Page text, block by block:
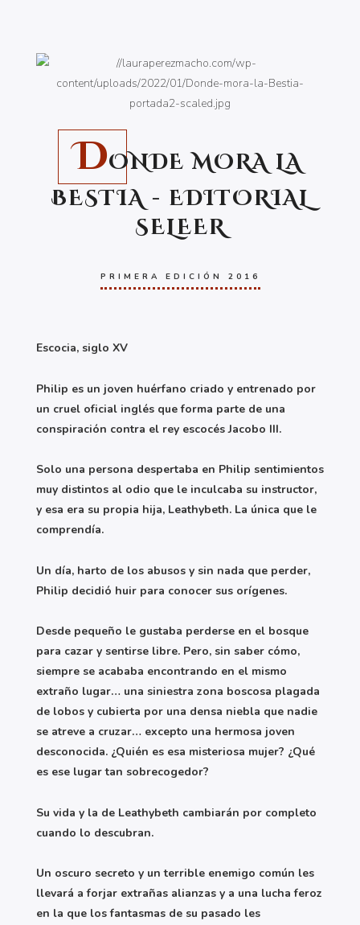
DONDE MORA LA
BESTIA - EDITORIAL
SELEER
PRIMERA EDICIÓN 2016
Escocia, siglo XV
Philip es un joven huérfano criado y entrenado por
un cruel oficial inglés que forma parte de una
conspiración contra el rey escocés Jacobo III.
Solo una persona despertaba en Philip sentimientos
muy distintos al odio que le inculcaba su instructor,
y esa era su propia hija, Leathybeth. La única que le
comprendía.
Un día, harto de los abusos y sin nada que perder,
Philip decidió huir para conocer sus orígenes.
Desde pequeño le gustaba perderse en el bosque
para cazar y sentirse libre. Pero, sin saber cómo,
siempre se acababa encontrando en el mismo
extraño lugar… una siniestra zona boscosa plagada
de lobos y cubierta por una densa niebla que nadie
se atreve a cruzar… excepto una hermosa joven
desconocida. ¿Quién es esa misteriosa mujer? ¿Qué
es ese lugar tan sobrecogedor?
Su vida y la de Leathybeth cambiarán por completo
cuando lo descubran.
Un oscuro secreto y un terrible enemigo común les
llevará a forjar extrañas alianzas y a una lucha feroz
en la que los fantasmas de su pasado les